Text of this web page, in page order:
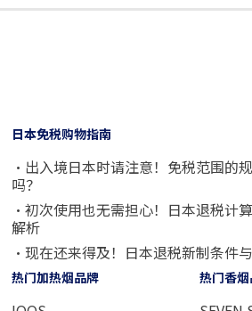
2 3 4 5 6
日本免税购物指南
・出入境日本时请注意！免税范围的
吗？
・初次使用也无需担心！日本退税计
解析
・现在还来得及！日本退税新制条件
热门加热烟品牌 热门香